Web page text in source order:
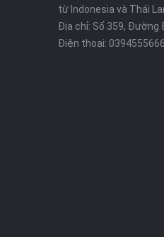
từ Indonesia và Thái
Địa chỉ: Số 359, Đường
Điện thoại: 0394555666